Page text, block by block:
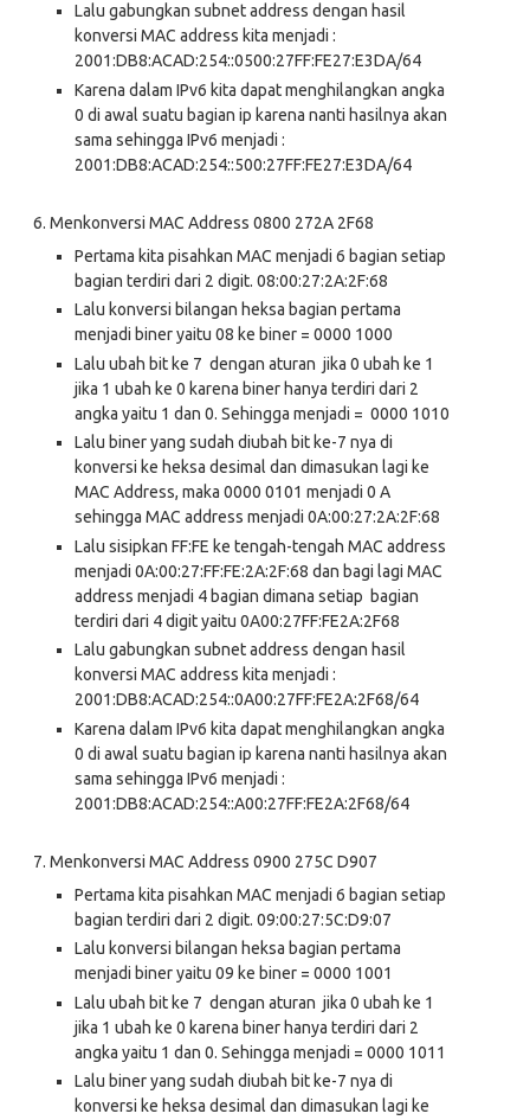
Lalu gabungkan subnet address dengan hasil
konversi MAC address kita menjadi :
2001:DB8:ACAD:254::0500:27FF:FE27:E3DA/64
Karena dalam IPv6 kita dapat menghilangkan angka
0 di awal suatu bagian ip karena nanti hasilnya akan
sama sehingga IPv6 menjadi :
2001:DB8:ACAD:254::500:27FF:FE27:E3DA/64
6. Menkonversi MAC Address 0800 272A 2F68
Pertama kita pisahkan MAC menjadi 6 bagian setiap
bagian terdiri dari 2 digit. 08:00:27:2A:2F:68
Lalu konversi bilangan heksa bagian pertama
menjadi biner yaitu 08 ke biner = 0000 1000
Lalu ubah bit ke 7 dengan aturan jika 0 ubah ke 1
jika 1 ubah ke 0 karena biner hanya terdiri dari 2
angka yaitu 1 dan 0. Sehingga menjadi = 0000 1010
Lalu biner yang sudah diubah bit ke-7 nya di
konversi ke heksa desimal dan dimasukan lagi ke
MAC Address, maka 0000 0101 menjadi 0 A
sehingga MAC address menjadi 0A:00:27:2A:2F:68
Lalu sisipkan FF:FE ke tengah-tengah MAC address
menjadi 0A:00:27:FF:FE:2A:2F:68 dan bagi lagi MAC
address menjadi 4 bagian dimana setiap bagian
terdiri dari 4 digit yaitu 0A00:27FF:FE2A:2F68
Lalu gabungkan subnet address dengan hasil
konversi MAC address kita menjadi :
2001:DB8:ACAD:254::0A00:27FF:FE2A:2F68/64
Karena dalam IPv6 kita dapat menghilangkan angka
0 di awal suatu bagian ip karena nanti hasilnya akan
sama sehingga IPv6 menjadi :
2001:DB8:ACAD:254::A00:27FF:FE2A:2F68/64
7. Menkonversi MAC Address 0900 275C D907
Pertama kita pisahkan MAC menjadi 6 bagian setiap
bagian terdiri dari 2 digit. 09:00:27:5C:D9:07
Lalu konversi bilangan heksa bagian pertama
menjadi biner yaitu 09 ke biner = 0000 1001
Lalu ubah bit ke 7 dengan aturan jika 0 ubah ke 1
jika 1 ubah ke 0 karena biner hanya terdiri dari 2
angka yaitu 1 dan 0. Sehingga menjadi = 0000 1011
Lalu biner yang sudah diubah bit ke-7 nya di
konversi ke heksa desimal dan dimasukan lagi ke